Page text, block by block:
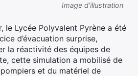
Image d'illustration
le Lycée Polyvalent Pyrène a été
d’évacuation surprise,
la réactivité des équipes de
cette simulation a mobilisé de
et du matériel de